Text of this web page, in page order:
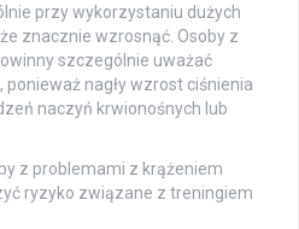
przy wykorzystaniu dużych
znacznie wzrosnąć. Osoby z
szczególnie uważać
nagły wzrost ciśnienia
naczyń krwionośnych lub
z problemami z krążeniem
ryzyko związane z treningiem